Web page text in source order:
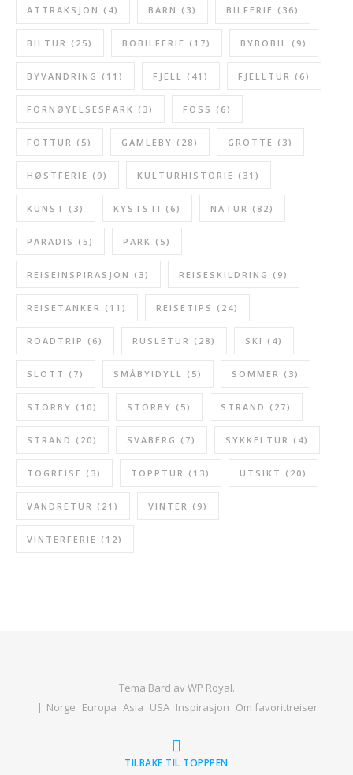
ATTRAKSJON (4) BARN (3) BILFERIE (36)
BILTUR (25) BOBILFERIE (17) BYBOBIL (9)
BYVANDRING (11) FJELL (41) FJELLTUR (6)
FORNØYELSESPARK (3) FOSS (6)
FOTTUR (5) GAMLEBY (28) GROTTE (3)
HØSTFERIE (9) KULTURHISTORIE (31)
KUNST (3) KYSTSTI (6) NATUR (82)
PARADIS (5) PARK (5)
REISEINSPIRASJON (3) REISESKILDRING (9)
REISETANKER (11) REISETIPS (24)
ROADTRIP (6) RUSLETUR (28) SKI (4)
SLOTT (7) SMÅBYIDYLL (5) SOMMER (3)
STORBY (10) STORBY (5) STRAND (27)
STRAND (20) SVABERG (7) SYKKELTUR (4)
TOGREISE (3) TOPPTUR (13) UTSIKT (20)
VANDRETUR (21) VINTER (9)
VINTERFERIE (12)
Tema Bard avWP Royal.
Norge Europa Asia USA Inspirasjon Om favorittreiser
TILBAKE TIL TOPPPEN